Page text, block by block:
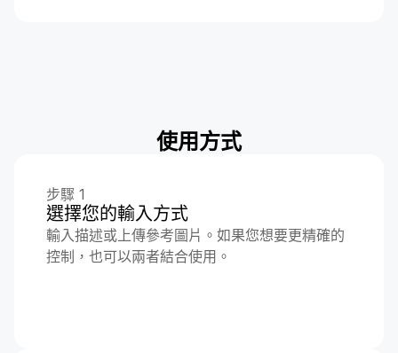
使用方式
步驟 1
選擇您的輸入方式
輸入描述或上傳參考圖片。如果您想要更精確的
控制，也可以兩者結合使用。